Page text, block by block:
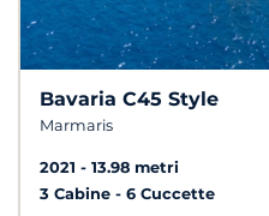
Bavaria C45 Style
Marmaris
2021
13.98 metri
3 Cabine
6 Cuccette